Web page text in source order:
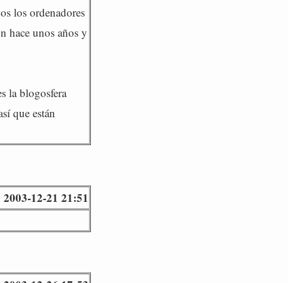
los ordenadores
hace unos años y
la blogosfera
que están
2003-12-21 21:51